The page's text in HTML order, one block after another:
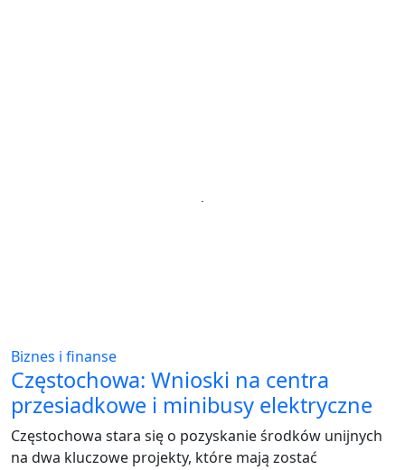
Biznes i finanse
Częstochowa: Wnioski na centra
przesiadkowe i minibusy elektryczne
Częstochowa stara się o pozyskanie środków unijnych
na dwa kluczowe projekty, które mają zostać